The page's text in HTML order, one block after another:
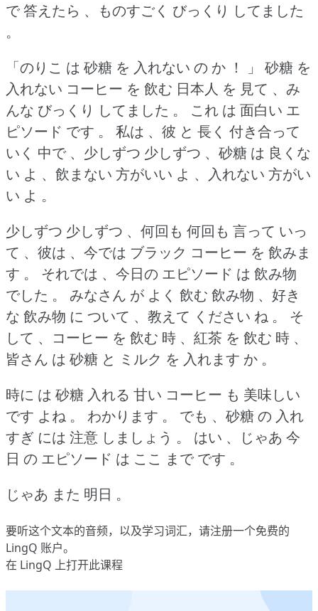
で 答えたら 、ものすごく びっくり してました
。
「のりこ は 砂糖 を 入れない の か ！ 」
砂糖 を
入れない コーヒー を 飲む 日本人 を 見て 、み
んな びっくり してました 。
これ は 面白い エ
ピソード です 。
私は 、彼 と 長く 付き合って
いく 中で 、少しずつ 少しずつ 、砂糖 は 良くな
い よ 、飲まない 方がいい よ 、入れない 方がい
い よ 。
少しずつ 少しずつ 、何回も 何回も 言って いっ
て 、彼は 、今では ブラック コーヒー を 飲みま
す 。
それでは 、今日の エピソード は 飲み物
でした 。
みなさん が よく 飲む 飲み物 、好き
な 飲み物 に ついて 、教えて ください ね 。
そ
して 、コーヒー を 飲む 時 、紅茶 を 飲む 時 、
皆さん は 砂糖 と ミルク を 入れます か 。
時に は 砂糖 入れる 甘い コーヒー も 美味しい
です よね 。
わかります 。
でも 、砂糖 の 入れ
すぎ には 注意 しましょう 。
はい 、じゃあ 今
日 の エピソード は ここ まで です 。
じゃあ また 明日 。
要听这个文本的音频，以及学习词汇，请注册一个免费的
LingQ 账户。
在 LingQ 上打开此课程